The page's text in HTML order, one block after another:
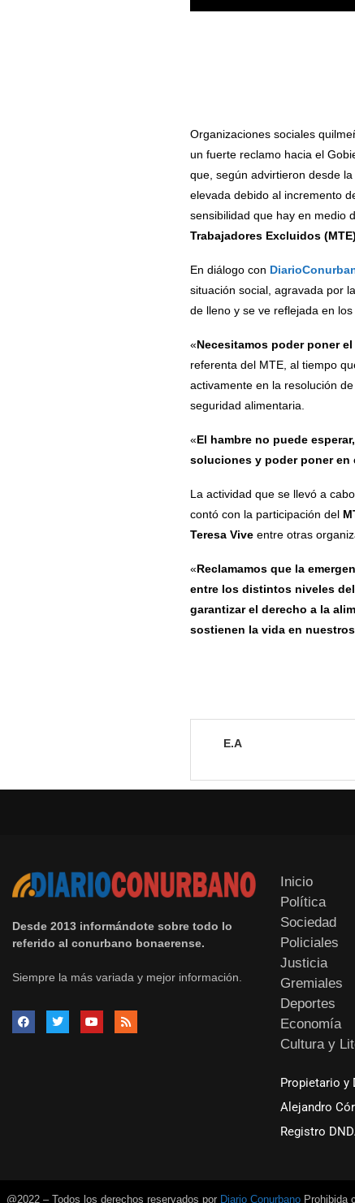
Organizaciones sociales
un fuerte reclamo hacia el
que, según advirtieron desde la
elevada debido al incremento
sensibilidad que hay en medio
Trabajadores Excluidos (MTE)
En diálogo con
situación social, agravada por
de lleno y se ve reflejada en
«Necesitamos poder poner
referenta del MTE, al tiempo
activamente en la resolución
seguridad alimentaria.
«El hambre no puede
soluciones y poder poner
La actividad que se llevó a
contó con la participación del
Teresa Viveentre otras
«Reclamamos que la
entre los distintos niveles
garantizar el derecho a la
sostienen la vida en
E.A
Desde 2013 informándote sobre todo lo
referido al conurbano bonaerense.
Siempre la más variada y mejor información.
Inicio
Política
Sociedad
Policiales
Justicia
Gremiales
Deportes
Economía
Cultura y
Propietario y
Alejandro
Registro
@2022 – Todos los derechos reservados por Diario Conurbano Prohibida